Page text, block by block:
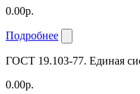
0.00р.
Подробнее
ГОСТ 19.103-77. Единая
0.00р.